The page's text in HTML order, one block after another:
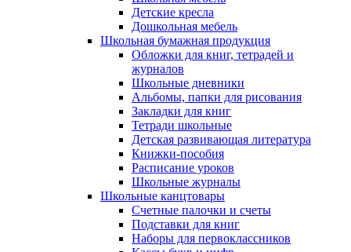
Детские кресла
Дошкольная мебель
Школьная бумажная продукция
Обложки для книг, тетрадей и
журналов
Школьные дневники
Альбомы, папки для рисования
Закладки для книг
Тетради школьные
Детская развивающая литература
Книжки-пособия
Расписание уроков
Школьные журналы
Школьные канцтовары
Счетные палочки и счеты
Подставки для книг
Наборы для первоклассников